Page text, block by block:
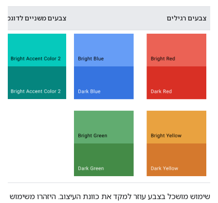
צבעים רגילים צבעים משניים לדוגמה
שימוש מושכל בצבע עוזר למקד את כוונת העיצוב. היזהרו משימוש